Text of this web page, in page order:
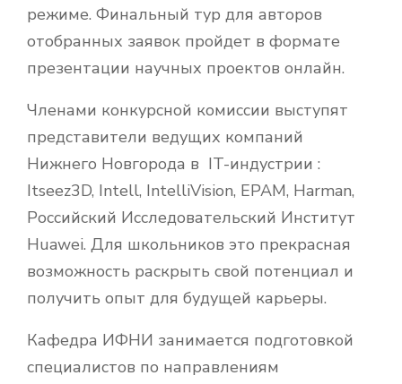
режиме. Финальный тур для авторов
отобранных заявок пройдет в формате
презентации научных проектов онлайн.
Членами конкурсной комиссии выступят
представители ведущих компаний
Нижнего Новгорода в IT-индустрии :
Itseez3D, Intell, IntelliVision, EPAM, Harman,
Российский Исследовательский Институт
Huawei. Для школьников это прекрасная
возможность раскрыть свой потенциал и
получить опыт для будущей карьеры.
Кафедра ИФНИ занимается подготовкой
специалистов по направлениям